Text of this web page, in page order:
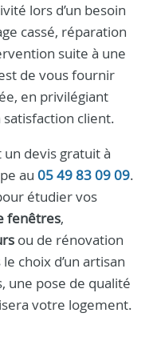
lors d’un besoin
cassé, réparation
suite à une
de vous fournir
en privilégiant
client.
devis gratuit à
au 05 49 83 09 09.
étudier vos
fenêtres,
ou de rénovation
le choix d’un artisan
une pose de qualité
votre logement.